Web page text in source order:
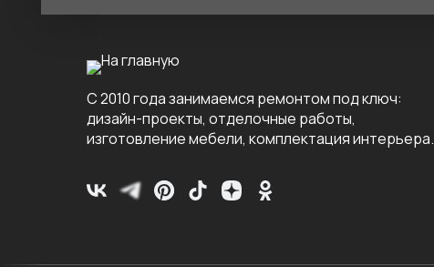
С 2010 года занимаемся ремонтом под ключ:
дизайн-проекты, отделочные работы,
изготовление мебели, комплектация интерьера.